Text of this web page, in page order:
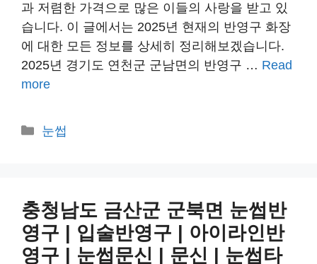
과 저렴한 가격으로 많은 이들의 사랑을 받고 있
습니다. 이 글에서는 2025년 현재의 반영구 화장
에 대한 모든 정보를 상세히 정리해보겠습니다.
2025년 경기도 연천군 군남면의 반영구 … Read
more
카
눈썹
충청남도 금산군 군북면 눈썹반
영구 | 입술반영구 | 아이라인반
영구 | 눈썹문신 | 문신 | 눈썹타